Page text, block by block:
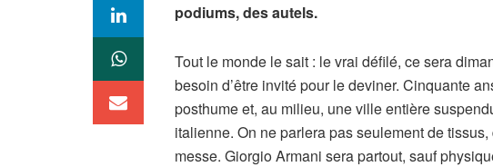
podiums, des autels.
Tout le monde le sait : le vrai défilé, ce sera
besoin d’être invité pour le deviner. Cinquante
posthume et, au milieu, une ville entière
italienne. On ne parlera pas seulement de
messe. Giorgio Armani sera partout, sauf